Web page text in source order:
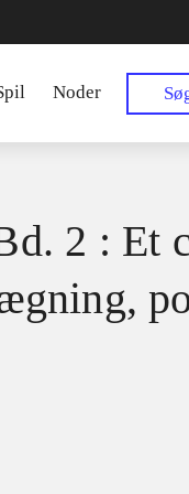
Noder
2 : Et